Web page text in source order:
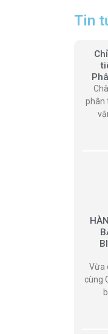
Tin
phân
Vừa
cùng